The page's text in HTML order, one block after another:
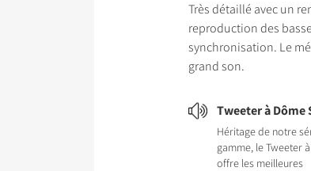
Très détaillé avec un
reproduction des
synchronisation. Le
grand son.
Tweeter à Dôme
Héritage de notre
gamme, le Tweeter
offre les meilleures